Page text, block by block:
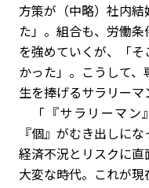
方策が（中略）社内
た」。組合も、労働
を強めていくが、「
かった」。こうして
生を捧げるサラリーマ
「『サラリーマン
『個』がむき出しに
経済不況とリスクに
大変な時代。これが